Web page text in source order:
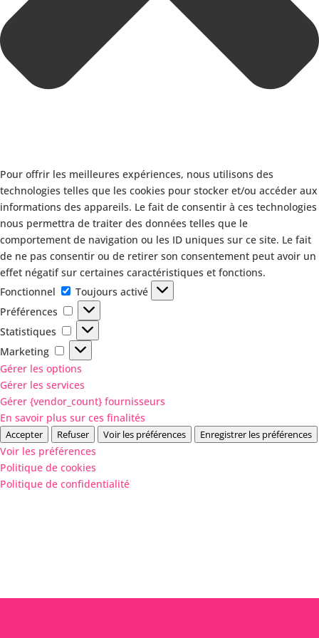
Pour offrir les meilleures expériences, nous utilisons des
technologies telles que les cookies pour stocker et/ou accéder aux
informations des appareils. Le fait de consentir à ces technologies
nous permettra de traiter des données telles que le
comportement de navigation ou les ID uniques sur ce site. Le fait
de ne pas consentir ou de retirer son consentement peut avoir un
effet négatif sur certaines caractéristiques et fonctions.
Fonctionnel
Fonctionnel
Toujours activé
Préférences
Préférences
Statistiques
Statistiques
Marketing
Marketing
Gérer les options
Gérer les services
Gérer {vendor_count} fournisseurs
En savoir plus sur ces finalités
Accepter Refuser Voir les préférences Enregistrer les préférences
Voir les préférences
Politique de cookies
Politique de confidentialité